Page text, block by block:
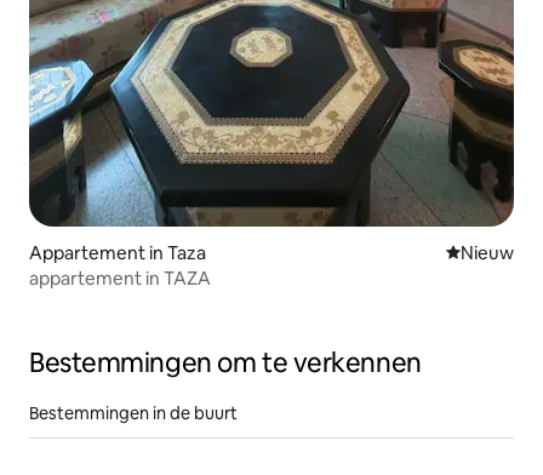
Appartement in Taza Nieuwe
Nieuw
appartement in TAZA
Bestemmingen om te verkennen
Bestemmingen in de buurt